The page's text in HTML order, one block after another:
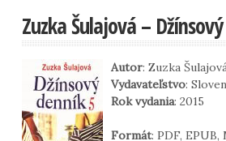
Zuzka Šulajová –
Autor: Zuzka Šulajová
Vydavateľstvo:
Rok vydania: 2015
Formát: PDF, EPUB,